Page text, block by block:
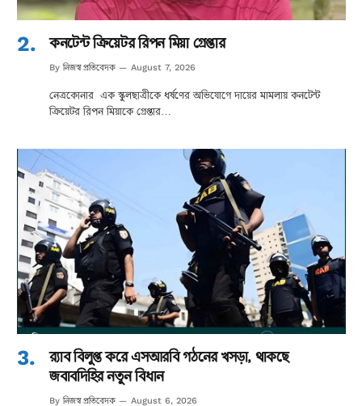
কনটেন্ট ক্রিয়েটর রিপন মিয়া গ্রেপ্তার
By নিজস্ব প্রতিবেদক August 7, 2026
নেত্রকোনার এক স্কুলছাত্রীকে ধর্ষণের অভিযোগে দায়ের মামলায় কনটেন্ট
ক্রিয়েটর রিপন মিয়াকে গ্রেপ্তার…
র‌্যাব বিলুপ্ত করে এসআরবি গঠনের খসড়া, থাকছে
জবাবদিহির নতুন বিধান
By নিজস্ব প্রতিবেদক August 6, 2026